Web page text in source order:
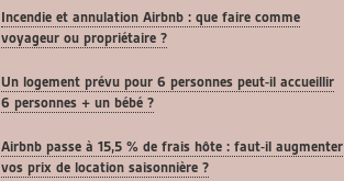
Incendie et annulation Airbnb : que faire comme
voyageur ou propriétaire ?
Un logement prévu pour 6 personnes peut-il accueillir
6 personnes + un bébé ?
Airbnb passe à 15,5 % de frais hôte : faut-il augmenter
vos prix de location saisonnière ?